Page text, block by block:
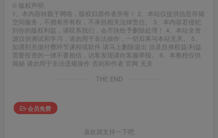
© 版权声明
1、本内容转载于网络，版权归原作者所有！ 2、本站仅提供信息存储
空间服务，不拥有所有权，不承担相关法律责任。 3、本内容若侵犯
到你的版权利益，请联系我们，会尽快给予删除处理！ 4、本站全资
源仅供测试和学习，请勿用于非法操作，一切后果与本站无关。 5、
如遇到充值付费环节课程或软件 请马上删除退出 涉及自身权益/利益
需要投资的一律不要相信，访客发现请向客服举报。 6、本教程仅供
揭秘 请勿用于非法违规操作 否则和作者 官网 无关
THE END
会员免费
喜欢就支持一下吧